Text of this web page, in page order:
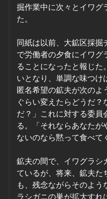
掘作業中に次々とイワグ
た。
同紙は以前、大鉱区採掘
で労働者の夕食にイワグ
ることになったと報じた
いとなり、単調な味つけ
匿名希望の鉱夫が次のよ
ぐらい変えたらどうだ？
だ？」これに対する委員
る。「それならあなたが
ないのなら黙って食べて
鉱夫の間で、イワグラシ
ているが、将来、鉱夫た
も、残念ながらそのよ
ラシガニの巣が拡大すれ